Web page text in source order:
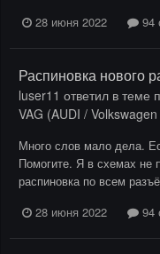
28 июня 2022
94
Распиновка нового
luser11 ответил в теме
VAG (AUDI /
Много слов мало дела.
Помогите. Я в схемах не
распиновка по всем
28 июня 2022
94